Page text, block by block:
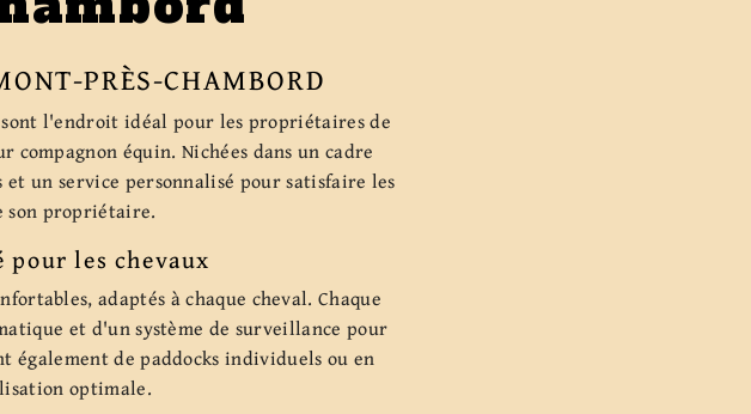
PRÈS-CHAMBORD
sont l'endroit idéal pour les propriétaires de
équin. Nichées dans un cadre
un service personnalisé pour satisfaire les
son propriétaire.
les chevaux
adaptés à chaque cheval. Chaque
et d'un système de surveillance pour
également de paddocks individuels ou en
optimale.